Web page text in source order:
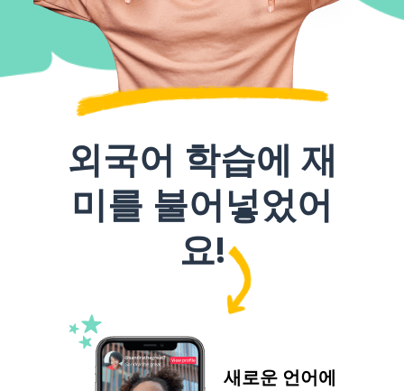
외국어 학습에 재
미를 불어넣었어
요!
새로운 언어에